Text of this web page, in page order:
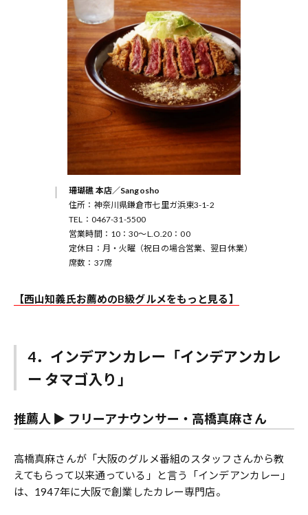
珊瑚礁 本店／Sangosho
住所：神奈川県鎌倉市七里ガ浜東3-1-2
TEL：0467-31-5500
営業時間：10：30～L.O.20：00
定休日：月・火曜（祝日の場合営業、翌日休業）
席数：37席
【西山知義氏お薦めのB級グルメをもっと見る】
4．インデアンカレー「インデアンカレ
ー タマゴ入り」
推薦人 ▶︎ フリーアナウンサー・高橋真麻さん
高橋真麻さんが「大阪のグルメ番組のスタッフさんから教
えてもらって以来通っている」と言う「インデアンカレー」
は、1947年に大阪で創業したカレー専門店。